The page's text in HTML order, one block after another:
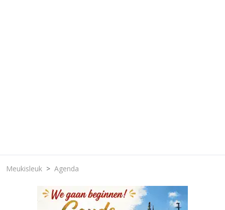
Meukisleuk Agenda